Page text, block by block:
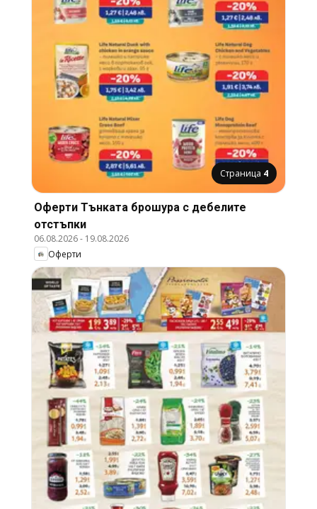
Страница 4
Оферти Тънката брошура с дебелите
отстъпки
06.08.2026- 19.08.2026
Оферти